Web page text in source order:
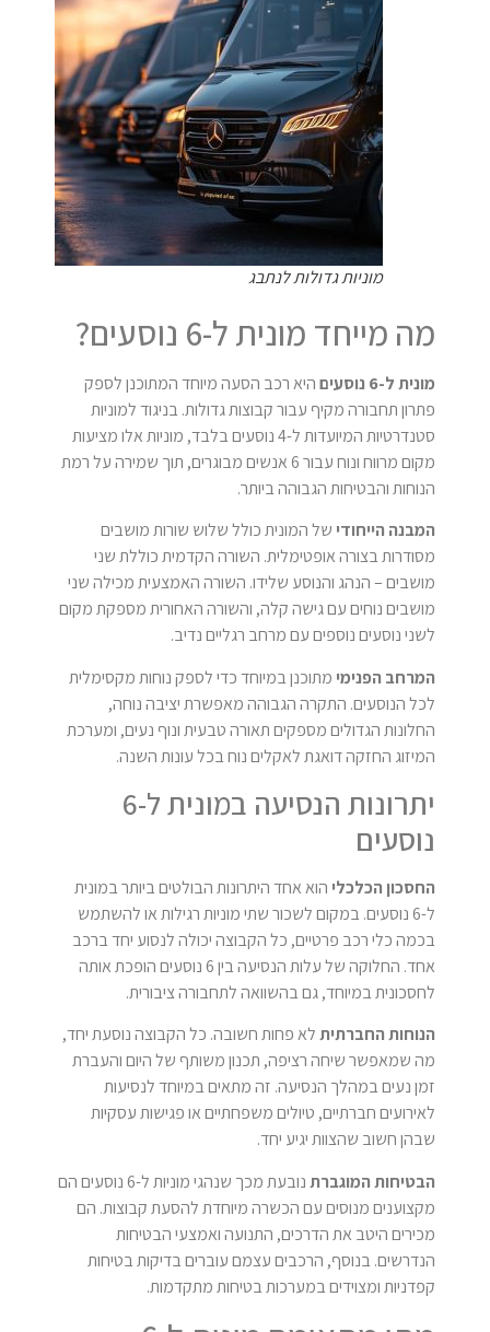
מוניות גדולות לנתבג
מה מייחד מונית ל-6 נוסעים?
מונית ל-6 נוסעים
היא רכב הסעה מיוחד המתוכנן לספק
פתרון תחבורה מקיף עבור קבוצות גדולות. בניגוד למוניות
סטנדרטיות המיועדות ל-4 נוסעים בלבד, מוניות אלו מציעות
מקום מרווח ונוח עבור 6 אנשים מבוגרים, תוך שמירה על רמת
הנוחות והבטיחות הגבוהה ביותר.
המבנה הייחודי של המונית כולל שלוש שורות מושבים
מסודרות בצורה אופטימלית. השורה הקדמית כוללת שני
מושבים – הנהג והנוסע שלידו. השורה האמצעית מכילה שני
מושבים נוחים עם גישה קלה, והשורה האחורית מספקת מקום
לשני נוסעים נוספים עם מרחב רגליים נדיב.
המרחב הפנימי מתוכנן במיוחד כדי לספק נוחות מקסימלית
לכל הנוסעים. התקרה הגבוהה מאפשרת יציבה נוחה,
החלונות הגדולים מספקים תאורה טבעית ונוף נעים, ומערכת
המיזוג החזקה דואגת לאקלים נוח בכל עונות השנה.
יתרונות הנסיעה במונית ל-6
נוסעים
החסכון הכלכלי הוא אחד היתרונות הבולטים ביותר במונית
ל-6 נוסעים. במקום לשכור שתי מוניות רגילות או להשתמש
בכמה כלי רכב פרטיים, כל הקבוצה יכולה לנסוע יחד ברכב
אחד. החלוקה של עלות הנסיעה בין 6 נוסעים הופכת אותה
לחסכונית במיוחד, גם בהשוואה לתחבורה ציבורית.
הנוחות החברתיתלא פחות חשובה. כל הקבוצה נוסעת יחד,
מה שמאפשר שיחה רציפה, תכנון משותף של היום והעברת
זמן נעים במהלך הנסיעה. זה מתאים במיוחד לנסיעות
לאירועים חברתיים, טיולים משפחתיים או פגישות עסקיות
שבהן חשוב שהצוות יגיע יחד.
הבטיחות המוגברת
נובעת מכך שנהגי מוניות ל-6 נוסעים הם
מקצוענים מנוסים עם הכשרה מיוחדת להסעת קבוצות. הם
מכירים היטב את הדרכים, התנועה ואמצעי הבטיחות
הנדרשים. בנוסף, הרכבים עצמם עוברים בדיקות בטיחות
קפדניות ומצוידים במערכות בטיחות מתקדמות.